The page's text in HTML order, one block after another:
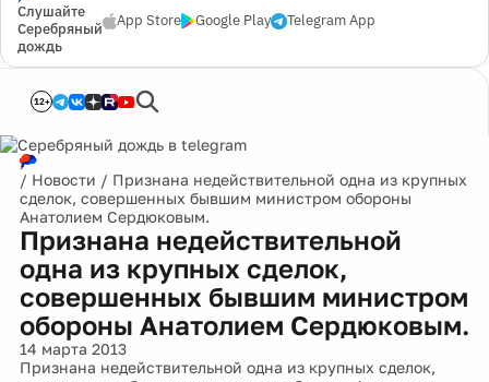
Слушайте
Серебряный
дождь
App Store Google Play Telegram App
12+
/ Новости / Признана недействительной одна из крупных
сделок, совершенных бывшим министром обороны
Анатолием Сердюковым.
Признана недействительной
одна из крупных сделок,
совершенных бывшим министром
обороны Анатолием Сердюковым.
14 марта 2013
Признана недействительной одна из крупных сделок,